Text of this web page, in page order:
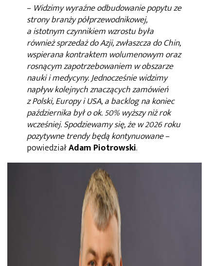
– Widzimy wyraźne odbudowanie popytu ze
strony branży półprzewodnikowej,
a istotnym czynnikiem wzrostu była
również sprzedaż do Azji, zwłaszcza do Chin,
wspierana kontraktem wolumenowym oraz
rosnącym zapotrzebowaniem w obszarze
nauki i medycyny. Jednocześnie widzimy
napływ kolejnych znaczących zamówień
z Polski, Europy i USA, a backlog na koniec
października był o ok. 50% wyższy niż rok
wcześniej. Spodziewamy się, że w 2026 roku
pozytywne trendy będą kontynuowane–
powiedziałAdam Piotrowski.